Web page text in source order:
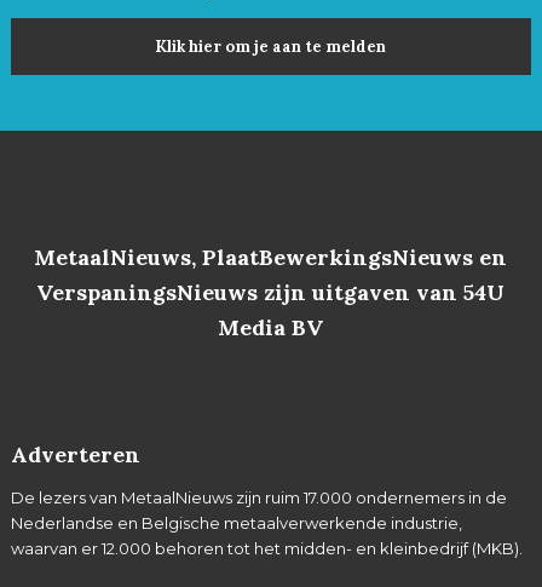
Klik hier om je aan te melden
MetaalNieuws, PlaatBewerkingsNieuws en
VerspaningsNieuws zijn uitgaven van 54U
Media BV
Adverteren
De lezers van MetaalNieuws zijn ruim 17.000 ondernemers in de
Nederlandse en Belgische metaalverwerkende industrie,
waarvan er 12.000 behoren tot het midden- en kleinbedrijf (MKB).